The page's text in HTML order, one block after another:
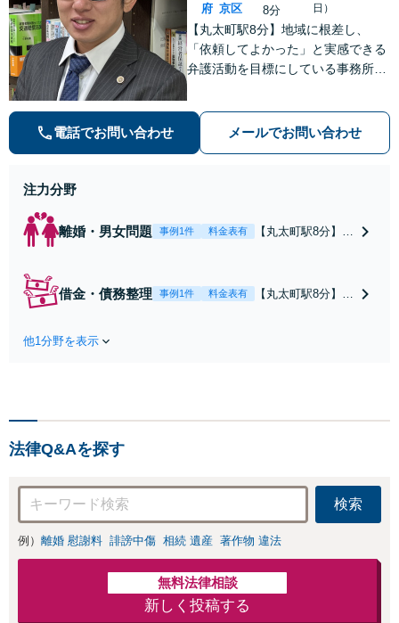
府 京区 8分 日）
【丸太町駅8分】地域に根差し、
「依頼してよかった」と実感できる
弁護活動を目標にしている事務所で
実績あり【相続・遺言】相談者さま
に寄り添い、円滑な相続を目指しま
電話でお問い合わせ メールでお問い合わせ
注力分野
離婚・男女問題 事例1件 料金表有
【丸太町駅8分】調
く冷静な主張が重
借金・債務整理 事例1件 料金表有
【丸太町駅8分】
者さまのご要望を
有】【初回相談30
他1分野を表示
法律Q&Aを探す
検索
例） 離婚 慰謝料 誹謗中傷 相続 遺産 著作物 違法
無料法律相談
新しく投稿する